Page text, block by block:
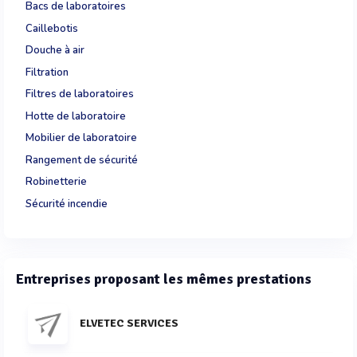
Bacs de laboratoires
Caillebotis
Douche à air
Filtration
Filtres de laboratoires
Hotte de laboratoire
Mobilier de laboratoire
Rangement de sécurité
Robinetterie
Sécurité incendie
Entreprises proposant les mêmes prestations
ELVETEC SERVICES